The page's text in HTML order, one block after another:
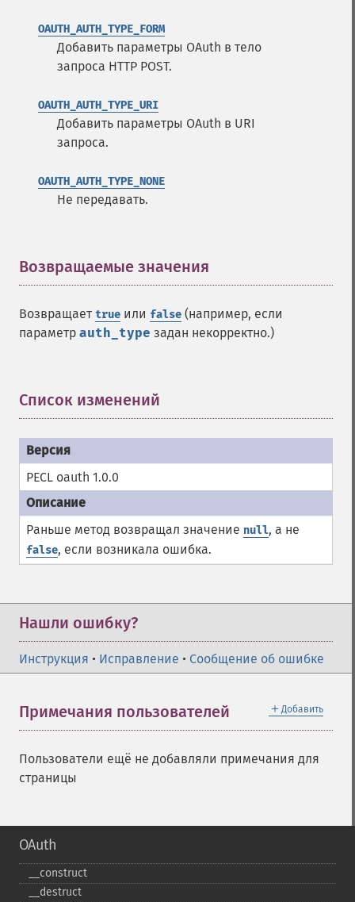
OAUTH_AUTH_TYPE_FORM
Добавить параметры OAuth в тело
запроса HTTP POST.
OAUTH_AUTH_TYPE_URI
Добавить параметры OAuth в URI
запроса.
OAUTH_AUTH_TYPE_NONE
Не передавать.
Возвращаемые значения
Возвращает true или false (например, если
параметр auth_type задан некорректно.)
Список изменений
PECL oauth 1.0.0
Раньше метод возвращал значение null, а не
false, если возникала ошибка.
Нашли ошибку?
Инструкция • Исправление • Сообщение об ошибке
＋ Добавить
Примечания пользователей
Пользователи ещё не добавляли примечания для
страницы
OAuth
_​_​construct
_​_​destruct